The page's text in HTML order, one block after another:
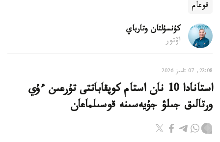
قوعام
كۇنسۇلتان وتارباي
اۆتور
22:08, 07 تامىز 2026
استانادا 10 نان استام كوپقاباتتى تۇرعىن ءۇي
ورتالىق جىلۋ جۇيەسىنە قوسىلماعان